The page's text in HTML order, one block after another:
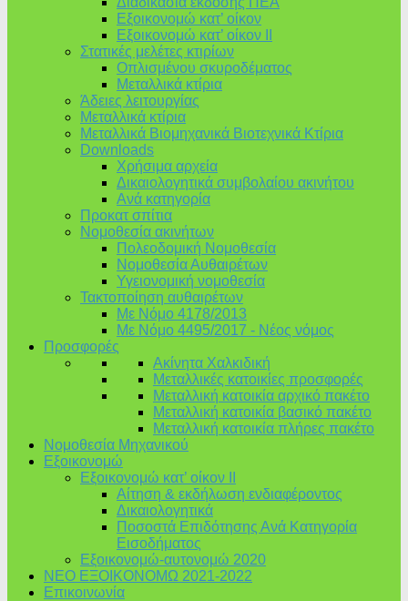
Εξοικονομώ κατ’ οίκoν
Εξοικονομώ κατ’ οίκον II
Στατικές μελέτες κτιρίων
Οπλισμένου σκυροδέματος
Μεταλλικά κτίρια
Άδειες λειτουργίας
Μεταλλικά κτίρια
Μεταλλικά Βιομηχανικά Βιοτεχνικά Κτίρια
Downloads
Χρήσιμα αρχεία
Δικαιολογητικά συμβολαίου ακινήτου
Ανά κατηγορία
Προκατ σπίτια
Νομοθεσία ακινήτων
Πολεοδομική Νομοθεσία
Νομοθεσία Αυθαιρέτων
Υγειονομική νομοθεσία
Τακτοποίηση αυθαιρέτων
Με Νόμο 4178/2013
Με Νόμο 4495/2017 - Νέος νόμος
Προσφορές
Ακίνητα Χαλκιδική
Μεταλλικές κατοικίες προσφορές
Μεταλλική κατοικία αρχικό πακέτο
Μεταλλική κατοικία βασικό πακέτο
Μεταλλική κατοικία πλήρες πακέτο
Νομοθεσία Μηχανικού
Εξοικονομώ
Εξοικονομώ κατ’ οίκον II
Αίτηση & εκδήλωση ενδιαφέροντος
Δικαιολογητικά
Ποσοστά Επιδότησης Ανά Κατηγορία
Εισοδήματος
Εξοικονομώ-αυτονομώ 2020
ΝΕΟ ΕΞΟΙΚΟΝΟΜΩ 2021-2022
Επικοινωνία